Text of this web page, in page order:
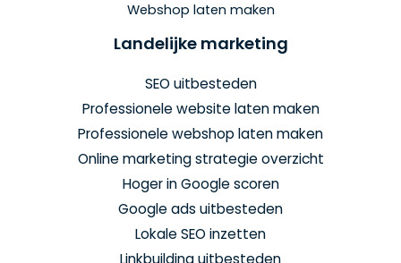
Webshop laten maken
Landelijke marketing
SEO uitbesteden
Professionele website laten maken
Professionele webshop laten maken
Online marketing strategie overzicht
Hoger in Google scoren
Google ads uitbesteden
Lokale SEO inzetten